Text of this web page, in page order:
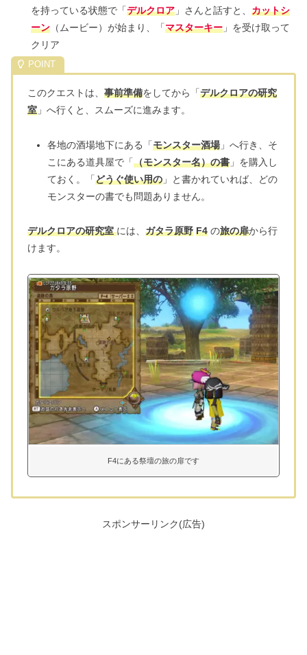
を持っている状態で「デルクロア」さんと話すと、 カットシ
ーン（ムービー）が始まり、「マスターキー」を受け取って
クリア
このクエストは、 事前準備をしてから「デルクロアの研究
室 」へ行くと、スムーズに進みます。
各地の酒場地下にある「モンスター酒場」へ行き、そ
こにある道具屋で「（モンスター名）の書」を購入し
ておく。「どうぐ使い用の」と書かれていれば、どの
モンスターの書でも問題ありません。
デルクロアの研究室には、 ガタラ原野 F4 の旅の扉から行
けます。
F4にある祭壇の旅の扉です
スポンサーリンク(広告)